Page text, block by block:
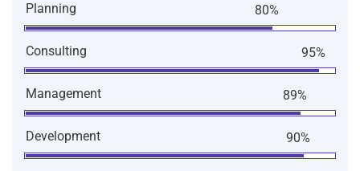
Planning 80%
Consulting 95%
Management 89%
Development 90%